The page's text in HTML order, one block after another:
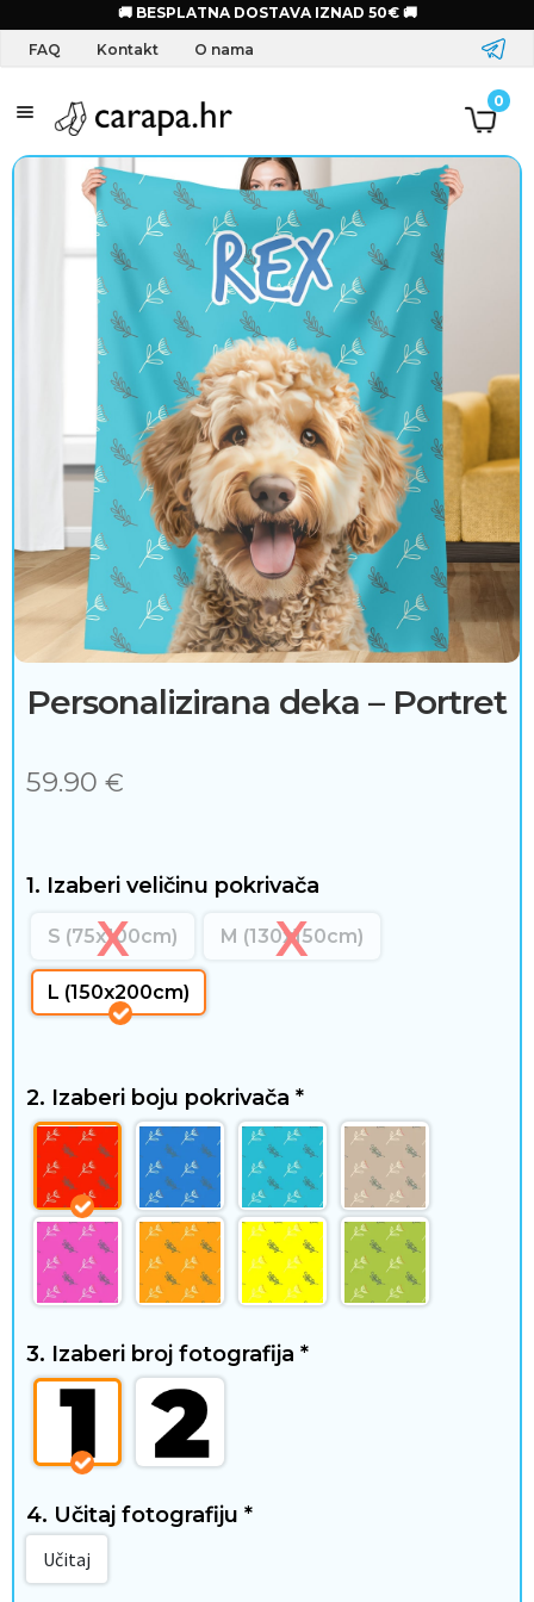
🚚 BESPLATNA DOSTAVA IZNAD 50€ 🚚
FAQ Kontakt O nama
0
S
a
l
o
g
o
m
O
d
j
e
ć
a
d
d
a
c
D
o
m
i
t
l
ž
i
Personalizirana deka – Portret
59.90 €
1. Izaberi veličinu pokrivača
S (75x100cm) M (130x150cm)
L (150x200cm)
2. Izaberi boju pokrivača *
3. Izaberi broj fotografija *
4. Učitaj fotografiju *
Učitaj